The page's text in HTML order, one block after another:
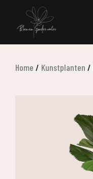
Home / Kunstplanten /